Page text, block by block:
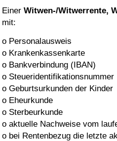
Einer Witwen-/Witwerrente,
mit:
o Personalausweis
o Krankenkassenkarte
o Bankverbindung (IBAN)
o Steueridentifikationsnummer
o Geburtsurkunden der Kinder
o Eheurkunde
o Sterbeurkunde
o aktuelle Nachweise vom
o bei Rentenbezug die letzte